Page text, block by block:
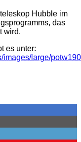
Hubble im
das
wird.
es unter:
images/large/